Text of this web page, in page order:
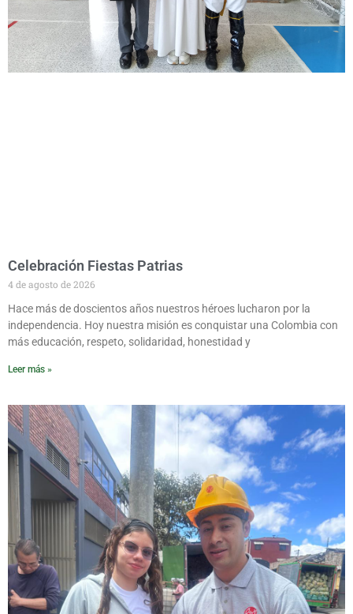
Celebración Fiestas Patrias
4 de agosto de 2026
Hace más de doscientos años nuestros héroes lucharon por la
independencia. Hoy nuestra misión es conquistar una Colombia con
más educación, respeto, solidaridad, honestidad y
Leer más »